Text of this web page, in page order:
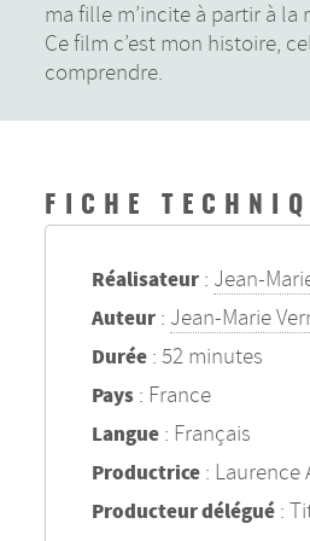
ma fille m’incite à partir à
Ce film c’est mon histoire,
comprendre.
FICHE
Réalisateur : Jean-
Auteur : Jean-Marie
Durée: 52 minutes
Pays: France
Langue: Français
Productrice: Laurence
Producteur délégué: